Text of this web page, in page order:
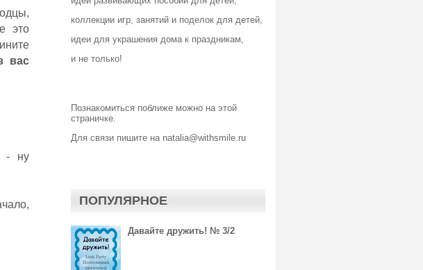
это
вас
- ну
коллекции игр, занятий и поделок для детей,
идеи для украшения дома к праздникам,
и не только!
Познакомиться поближе можно на этой
страничке.
Для связи пишите на natalia@withsmile.ru
ПОПУЛЯРНОЕ
Давайте дружить! № 3/2